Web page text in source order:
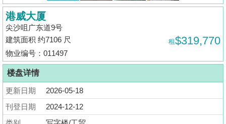
地
产
博
客
地
产
新
闻
港威大厦
尖沙咀广东道9号
建筑面积 约7106 尺
租$319,770
物业编号：011497
楼盘详情
更新日期
2026-05-18
刊登日期
2024-12-12